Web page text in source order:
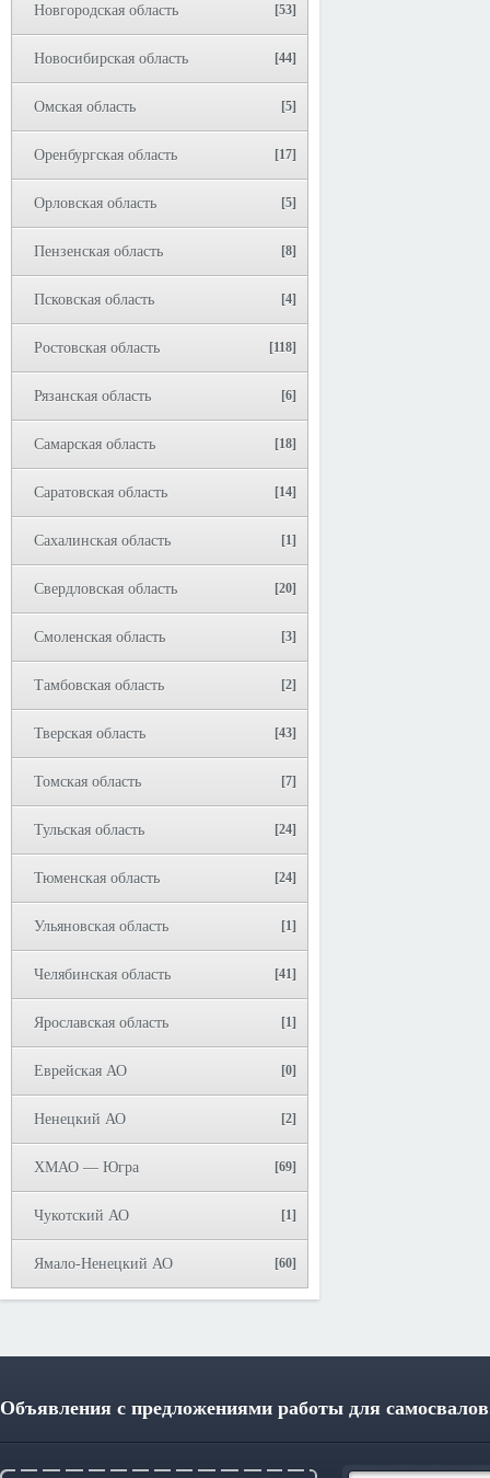
Новгородская область [53]
Новосибирская область [44]
Омская область [5]
Оренбургская область [17]
Орловская область [5]
Пензенская область [8]
Псковская область [4]
Ростовская область [118]
Рязанская область [6]
Самарская область [18]
Саратовская область [14]
Сахалинская область [1]
Свердловская область [20]
Смоленская область [3]
Тамбовская область [2]
Тверская область [43]
Томская область [7]
Тульская область [24]
Тюменская область [24]
Ульяновская область [1]
Челябинская область [41]
Ярославская область [1]
Еврейская АО [0]
Ненецкий АО [2]
ХМАО — Югра [69]
Чукотский АО [1]
Ямало-Ненецкий АО [60]
Объявления с предложениями работы для